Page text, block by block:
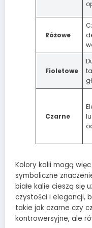
Różowe
Fioletowe
Czarne
Kolory kalii mogą
symboliczne
białe kalie cieszą się
czystości i elegancji,
takie jak czarne czy
kontrowersyjne, ale